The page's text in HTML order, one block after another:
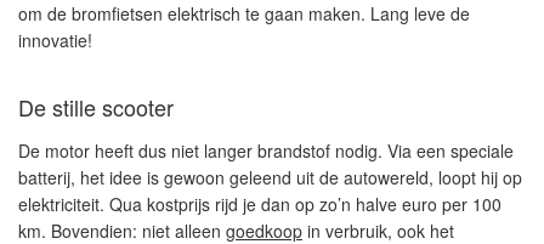
om de bromfietsen elektrisch te gaan maken. Lang leve de
innovatie!
De stille scooter
De motor heeft dus niet langer brandstof nodig. Via een speciale
batterij, het idee is gewoon geleend uit de autowereld, loopt hij op
elektriciteit. Qua kostprijs rijd je dan op zo’n halve euro per 100
km. Bovendien: niet alleen goedkoop in verbruik, ook het